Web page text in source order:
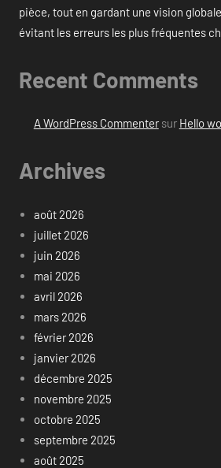
pièce, tout en gardant une vision
évitant les erreurs les plus fréquentes
Recent Comments
A WordPress Commentersur Hello
Archives
août 2026
juillet 2026
juin 2026
mai 2026
avril 2026
mars 2026
février 2026
janvier 2026
décembre 2025
novembre 2025
octobre 2025
septembre 2025
août 2025